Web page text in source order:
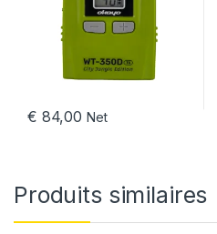
€ 84,00 Net
Produits similaires